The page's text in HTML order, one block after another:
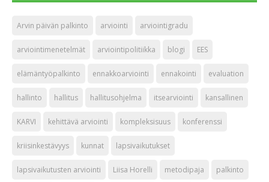
Arvin päivän palkinto arviointi arviointigradu
arviointimenetelmät arviointipolitiikka blogi EES
elämäntyöpalkinto ennakkoarviointi ennakointi evaluation
hallinto hallitus hallitusohjelma itsearviointi kansallinen
KARVI kehittävä arviointi kompleksisuus konferenssi
kriisinkestävyys kunnat lapsivaikutukset
lapsivaikutusten arviointi Liisa Horelli metodipaja palkinto